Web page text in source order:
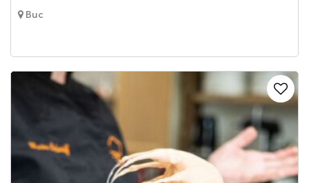
Buc